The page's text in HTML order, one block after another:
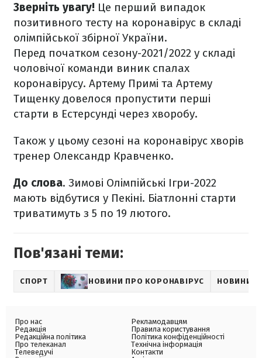
Зверніть увагу! Це перший випадок
позитивного тесту на коронавірус в складі
олімпійської збірної України.
Перед початком сезону-2021/2022 у складі
чоловічої команди виник спалах
коронавірусу. Артему Примі та Артему
Тищенку довелося пропустити перші
старти в Естерсунді через хворобу.
Також у цьому сезоні на коронавірус хворів
тренер Олександр Кравченко.
До слова. Зимові Олімпійські Ігри-2022
мають відбутися у Пекіні. Біатлонні старти
триватимуть з 5 по 19 лютого.
Пов'язані теми:
СПОРТ НОВИНИ ПРО КОРОНАВІРУС НОВИНИ
Про нас
Редакція
Редакційна політика
Про телеканал
Телеведучі
Рекламодавцям
Правила користування
Політика конфіденційності
Технічна інформація
Контакти